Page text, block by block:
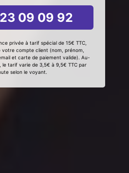
09 09 92
privée à tarif spécial de 15€ TTC,
votre compte client (nom, prénom,
et carte de paiement valide). Au-
le tarif varie de 3,5€ à 9,5€ TTC par
selon le voyant.